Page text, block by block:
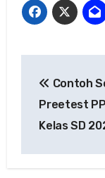
pos
Contoh
Preetest
Kelas SD